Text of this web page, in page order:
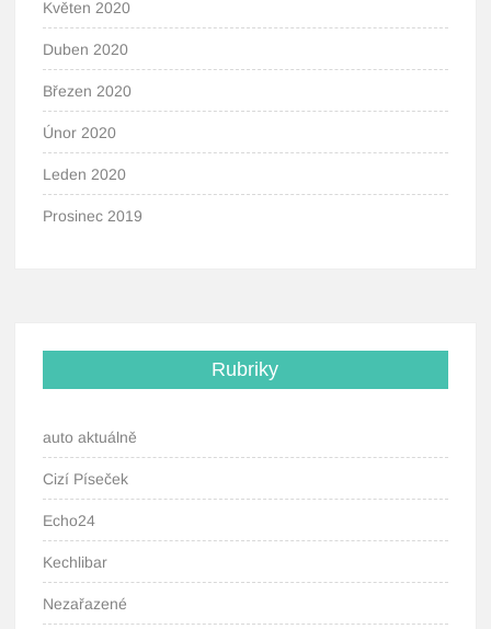
Květen 2020
Duben 2020
Březen 2020
Únor 2020
Leden 2020
Prosinec 2019
Rubriky
auto aktuálně
Cizí Píseček
Echo24
Kechlibar
Nezařazené